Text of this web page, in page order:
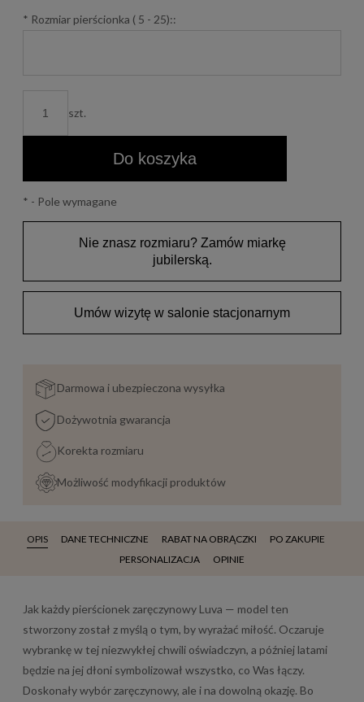
* Rozmiar pierścionka ( 5 - 25)::
szt.
Do koszyka
* - Pole wymagane
Nie znasz rozmiaru? Zamów miarkę
jubilerską.
Umów wizytę w salonie stacjonarnym
Darmowa i ubezpieczona wysyłka
Dożywotnia gwarancja
Korekta rozmiaru
Możliwość modyfikacji produktów
OPIS DANE TECHNICZNE RABAT NA OBRĄCZKI
PO ZAKUPIE
PERSONALIZACJA
OPINIE
Jak każdy pierścionek zaręczynowy Luva — model ten
stworzony został z myślą o tym, by wyrażać miłość. Oczaruje
wybrankę w tej niezwykłej chwili oświadczyn, a później latami
będzie na jej dłoni symbolizował wszystko, co Was łączy.
Doskonały wybór zaręczynowy, ale i na dowolną okazję. Bo